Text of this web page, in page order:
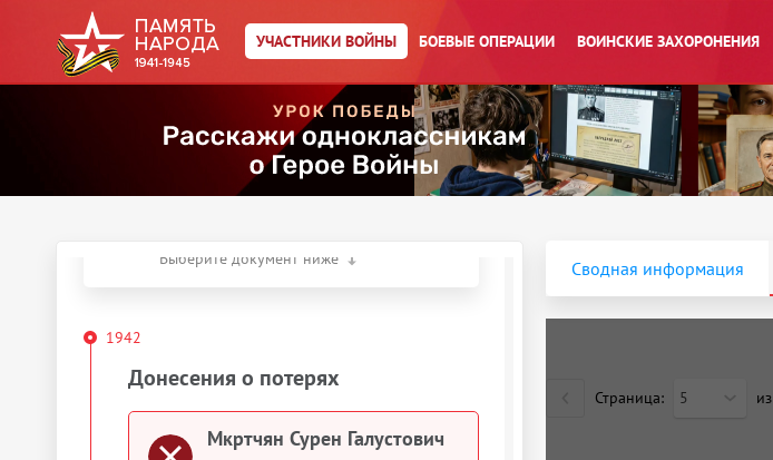
УЧАСТНИКИ ВОЙНЫ БОЕВЫЕ ОПЕРАЦИИ ВОИНСКИЕ ЗАХОРОНЕНИЯ
Мкртчян Сурен
Галустович
Действия
Скачать документы
Выберите документ ниже
1942
Донесения о потерях
Мкртчян Сурен Галустович
Сводная информация
Страница: 5 из